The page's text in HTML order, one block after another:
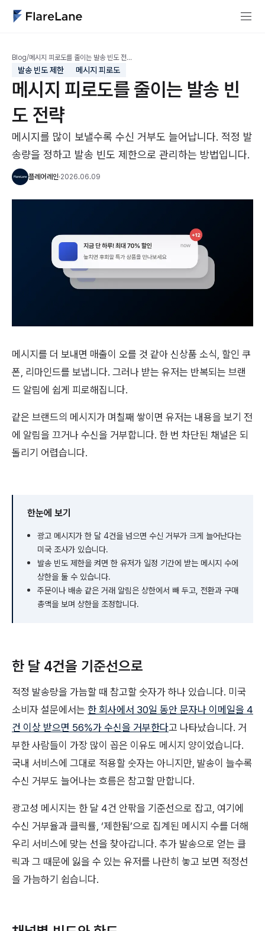
Blog/메시지 피로도를 줄이는 발송 빈도 전…
발송 빈도 제한 메시지 피로도
메시지 피로도를 줄이는 발송 빈
도 전략
메시지를 많이 보낼수록 수신 거부도 늘어납니다. 적정 발
송량을 정하고 발송 빈도 제한으로 관리하는 방법입니다.
플레어레인·2026.06.09
메시지를 더 보내면 매출이 오를 것 같아 신상품 소식, 할인 쿠
폰, 리마인드를 보냅니다. 그러나 받는 유저는 반복되는 브랜
드 알림에 쉽게 피로해집니다.
같은 브랜드의 메시지가 며칠째 쌓이면 유저는 내용을 보기 전
에 알림을 끄거나 수신을 거부합니다. 한 번 차단된 채널은 되
돌리기 어렵습니다.
한눈에 보기
광고 메시지가 한 달 4건을 넘으면 수신 거부가 크게 늘어난다는
미국 조사가 있습니다.
발송 빈도 제한을 켜면 한 유저가 일정 기간에 받는 메시지 수에
상한을 둘 수 있습니다.
주문이나 배송 같은 거래 알림은 상한에서 빼 두고, 전환과 구매
총액을 보며 상한을 조정합니다.
한 달 4건을 기준선으로
적정 발송량을 가늠할 때 참고할 숫자가 하나 있습니다. 미국
소비자 설문에서는 한 회사에서 30일 동안 문자나 이메일을 4
건 이상 받으면 56%가 수신을 거부한다고 나타났습니다. 거
부한 사람들이 가장 많이 꼽은 이유도 메시지 양이었습니다.
국내 서비스에 그대로 적용할 숫자는 아니지만, 발송이 늘수록
수신 거부도 늘어나는 흐름은 참고할 만합니다.
광고성 메시지는 한 달 4건 안팎을 기준선으로 잡고, 여기에
수신 거부율과 클릭률, ‘제한됨’으로 집계된 메시지 수를 더해
우리 서비스에 맞는 선을 찾아갑니다. 추가 발송으로 얻는 클
릭과 그 때문에 잃을 수 있는 유저를 나란히 놓고 보면 적정선
을 가늠하기 쉽습니다.